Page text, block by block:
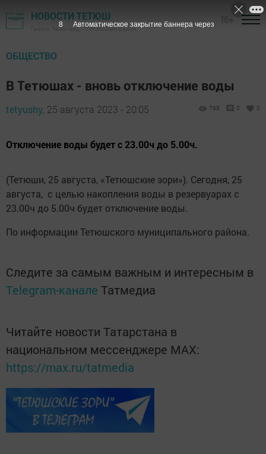
НОВОСТИ ТЕТЮШ
Газета "Авангард" - Тетюшский район
ОБЩЕСТВО
В Тетюшах - вновь отключение воды
tetyushy, 25 августа 2023 - 20:05 798 0 0
Отключение воды будет с 23.00ч до 5.00ч.
(Тетюши, 25 августа, «Тетюшские зори»). Сегодня, 25
августа, с целью накопления воды в резервуарах с
23.00ч до 5.00ч будет отключение воды.
По информации Тетюшского муниципального района.
Следите за самым важным и интересным в
Telegram-канале Татмедиа
Читайте новости Татарстана в
национальном мессенджере MАХ:
https://max.ru/tatmedia
7 Автоматическое закрытие баннера через